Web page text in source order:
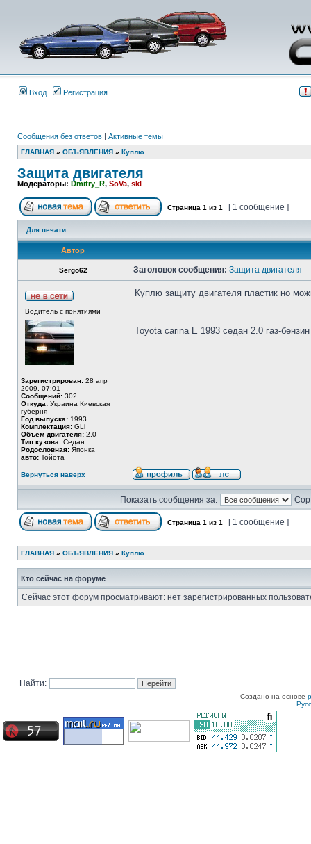
Вход Регистрация
Сообщения без ответов | Активные темы
ГЛАВНАЯ » ОБЪЯВЛЕНИЯ » Куплю
Защита двигателя
Модераторы: Dmitry_R, SoVa, skl
Страница 1 из 1 [ 1 сообщение ]
Для печати
Автор
Sergo62 Заголовок сообщения: Защита двигателя
Водитель с понятиями
Зарегистрирован: 28 апр
2009, 07:01
Сообщений: 302
Откуда: Украина Киевская
губерня
Год выпуска: 1993
Комплектация: GLi
Объем двигателя: 2.0
Тип кузова: Седан
Родословная: Японка
авто: Тойота
Куплю защиту двигателя пластик но
Toyota carina E 1993 седан 2.0 газ-
Вернуться наверх
Показать сообщения за:
Страница 1 из 1 [ 1 сообщение ]
ГЛАВНАЯ » ОБЪЯВЛЕНИЯ » Куплю
Кто сейчас на форуме
Сейчас этот форум просматривают: нет зарегистрированных
Найти:
Создано на основе